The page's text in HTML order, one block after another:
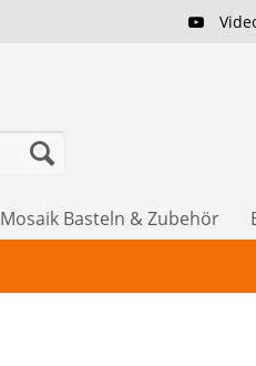
Mosaik Basteln & Zubehör